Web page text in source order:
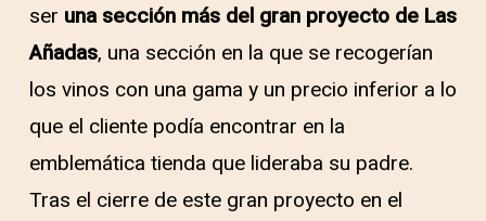
ser una sección más del gran proyecto de Las
Añadas, una sección en la que se recogerían
los vinos con una gama y un precio inferior a lo
que el cliente podía encontrar en la
emblemática tienda que lideraba su padre.
Tras el cierre de este gran proyecto en el